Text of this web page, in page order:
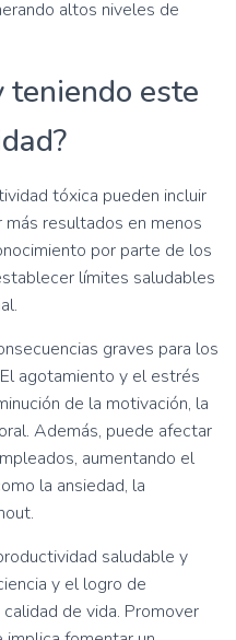
altos niveles de
teniendo este
tóxica pueden incluir
resultados en menos
por parte de los
límites saludables
graves para los
agotamiento y el estrés
de la motivación, la
Además, puede afectar
aumentando el
la ansiedad, la
saludable y
y el logro de
de vida. Promover